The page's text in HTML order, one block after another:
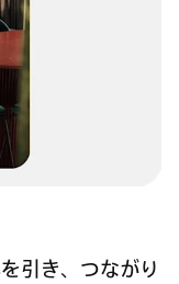
引き、つながり